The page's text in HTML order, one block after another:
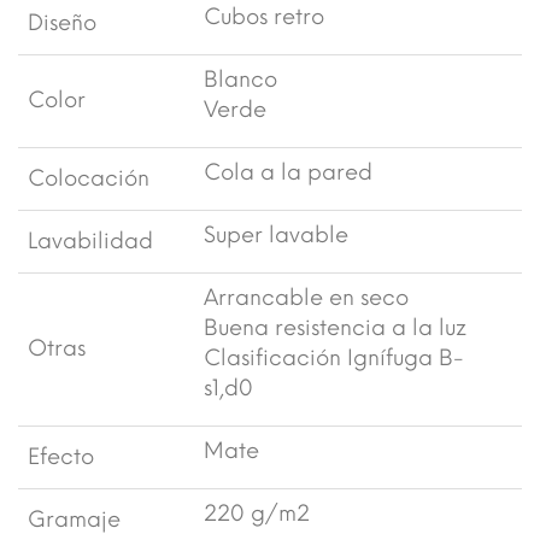
Diseño Cubos retro
Color
Blanco
Verde
Colocación Cola a la pared
Lavabilidad Super lavable
Otras
Arrancable en seco
Buena resistencia a la luz
Clasificación Ignífuga B-
s1,d0
Efecto Mate
Gramaje 220 g/m2